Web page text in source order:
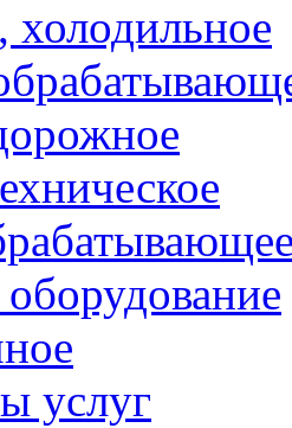
холодильное
услуг